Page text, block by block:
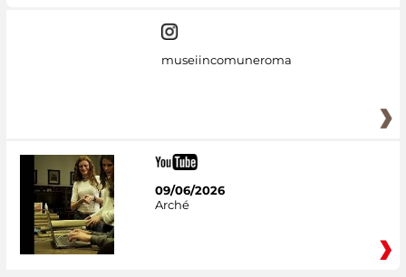
museiincomuneroma
09/06/2026
Arché